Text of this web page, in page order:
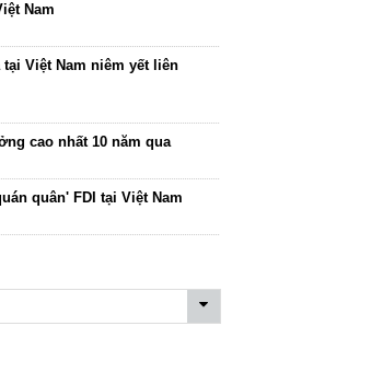
Nam
Việt Nam niêm yết liên
cao nhất 10 năm qua
quân' FDI tại Việt Nam